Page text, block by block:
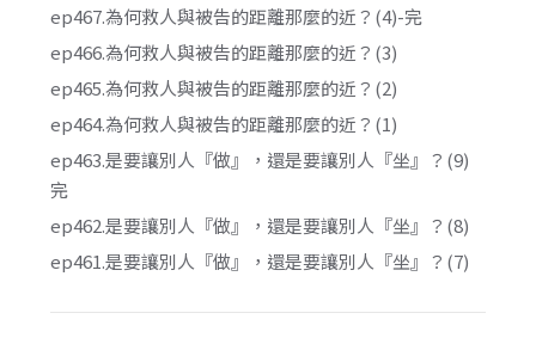
ep467.為何救人與被告的距離那麼的近？(4)-完
ep466.為何救人與被告的距離那麼的近？(3)
ep465.為何救人與被告的距離那麼的近？(2)
ep464.為何救人與被告的距離那麼的近？(1)
ep463.是要讓別人『做』，還是要讓別人『坐』？(9)
完
ep462.是要讓別人『做』，還是要讓別人『坐』？(8)
ep461.是要讓別人『做』，還是要讓別人『坐』？(7)